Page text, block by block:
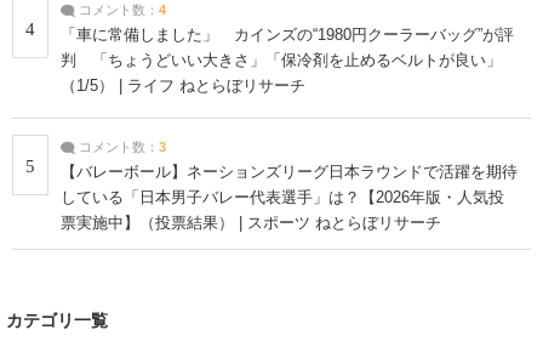
4
コメント数： 4
「車に常備しました」 カインズの“1980円クーラーバッグ”が評
判 「ちょうどいい大きさ」「保冷剤を止めるベルトが良い」
（1/5） | ライフ ねとらぼリサーチ
5
コメント数： 3
【バレーボール】ネーションズリーグ日本ラウンドで活躍を期待
している「日本男子バレー代表選手」は？【2026年版・人気投
票実施中】（投票結果） | スポーツ ねとらぼリサーチ
カテゴリ一覧